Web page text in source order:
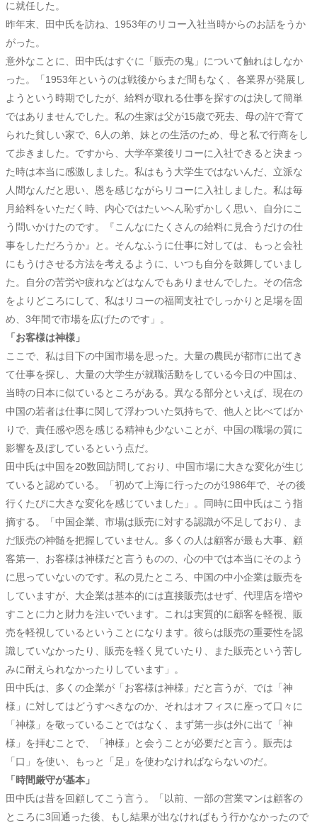
に就任した。
昨年末、田中氏を訪ね、1953年のリコー入社当時からのお話をうか
がった。
意外なことに、田中氏はすぐに「販売の鬼」について触れはしなか
った。「1953年というのは戦後からまだ間もなく、各業界が発展し
ようという時期でしたが、給料が取れる仕事を探すのは決して簡単
ではありませんでした。私の生家は父が15歳で死去、母の許で育て
られた貧しい家で、6人の弟、妹との生活のため、母と私で行商をし
て歩きました。ですから、大学卒業後リコーに入社できると決まっ
た時は本当に感激しました。私はもう大学生ではないんだ、立派な
人間なんだと思い、恩を感じながらリコーに入社しました。私は毎
月給料をいただく時、内心ではたいへん恥ずかしく思い、自分にこ
う問いかけたのです。『こんなにたくさんの給料に見合うだけの仕
事をしただろうか』と。そんなふうに仕事に対しては、もっと会社
にもうけさせる方法を考えるように、いつも自分を鼓舞していまし
た。自分の苦労や疲れなどはなんでもありませんでした。その信念
をよりどころにして、私はリコーの福岡支社でしっかりと足場を固
め、3年間で市場を広げたのです」。
「お客様は神様」
ここで、私は目下の中国市場を思った。大量の農民が都市に出てき
て仕事を探し、大量の大学生が就職活動をしている今日の中国は、
当時の日本に似ているところがある。異なる部分といえば、現在の
中国の若者は仕事に関して浮わついた気持ちで、他人と比べてばか
りで、責任感や恩を感じる精神も少ないことが、中国の職場の質に
影響を及ぼしているという点だ。
田中氏は中国を20数回訪問しており、中国市場に大きな変化が生じ
ていると認めている。「初めて上海に行ったのが1986年で、その後
行くたびに大きな変化を感じていました」。同時に田中氏はこう指
摘する。「中国企業、市場は販売に対する認識が不足しており、ま
だ販売の神髄を把握していません。多くの人は顧客が最も大事、顧
客第一、お客様は神様だと言うものの、心の中では本当にそのよう
に思っていないのです。私の見たところ、中国の中小企業は販売を
していますが、大企業は基本的には直接販売はせず、代理店を増や
すことに力と財力を注いでいます。これは実質的に顧客を軽視、販
売を軽視しているということになります。彼らは販売の重要性を認
識していなかったり、販売を軽く見ていたり、また販売という苦し
みに耐えられなかったりしています」。
田中氏は、多くの企業が「お客様は神様」だと言うが、では「神
様」に対してはどうすべきなのか、それはオフィスに座って口々に
「神様」を敬っていることではなく、まず第一歩は外に出て「神
様」を拝むことで、「神様」と会うことが必要だと言う。販売は
「口」を使い、もっと「足」を使わなければならないのだ。
「時間厳守が基本」
田中氏は昔を回顧してこう言う。「以前、一部の営業マンは顧客の
ところに3回通った後、もし結果が出なければもう行かなかったので